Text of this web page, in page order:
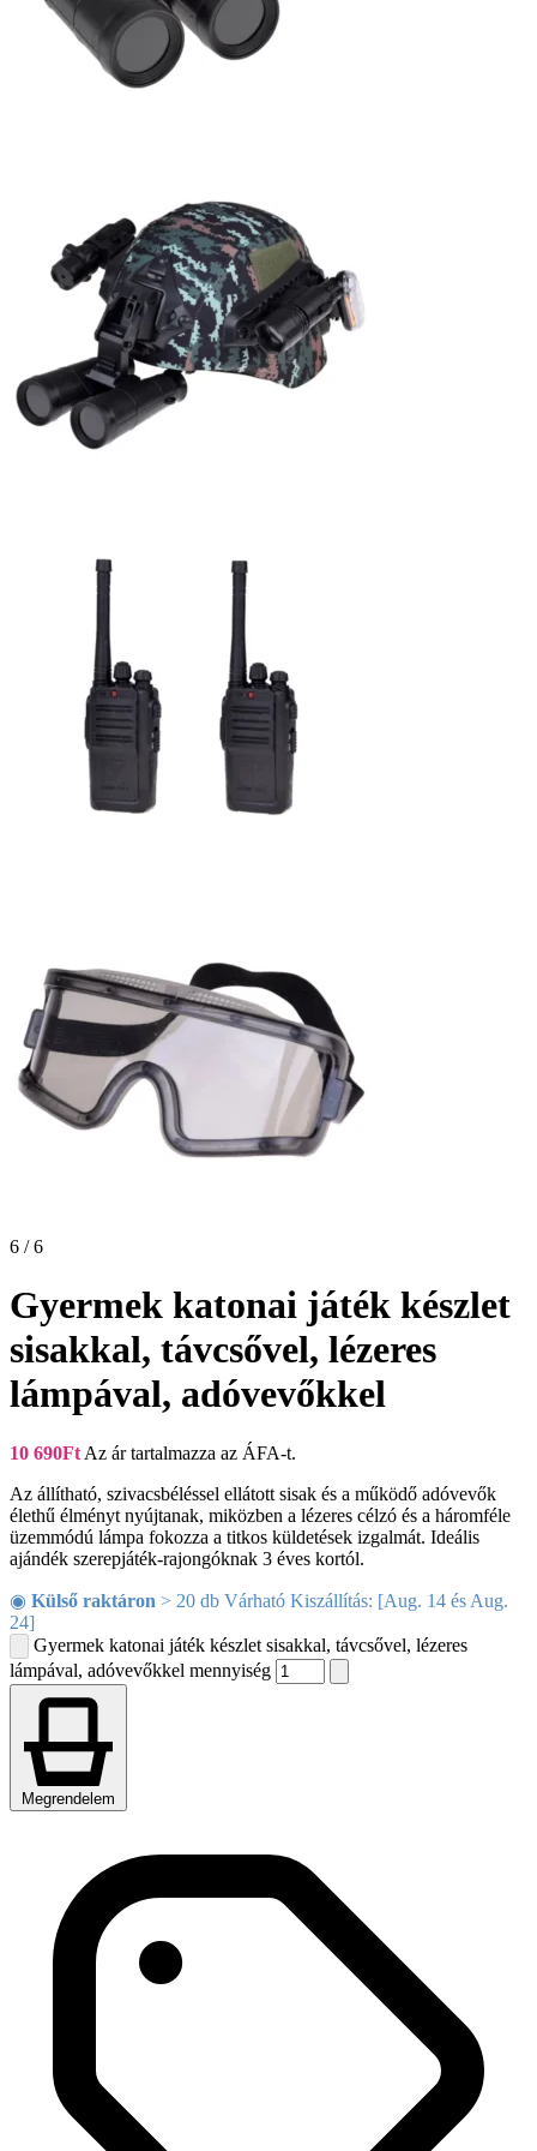
6 / 6
Gyermek katonai játék készlet
sisakkal, távcsővel, lézeres
lámpával, adóvevőkkel
10 690Ft Az ár tartalmazza az ÁFA-t.
Az állítható, szivacsbéléssel ellátott sisak és a működő adóvevők
élethű élményt nyújtanak, miközben a lézeres célzó és a háromféle
üzemmódú lámpa fokozza a titkos küldetések izgalmát. Ideális
ajándék szerepjáték-rajongóknak 3 éves kortól.
◉ Külső raktáron > 20 db Várható Kiszállítás: [Aug. 14 és Aug.
24]
Gyermek katonai játék készlet sisakkal, távcsővel, lézeres
lámpával, adóvevőkkel mennyiség
Megrendelem